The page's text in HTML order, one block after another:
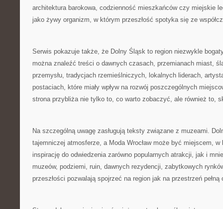
architektura barokowa, codzienność mieszkańców czy miejskie
jako żywy organizm, w którym przeszłość spotyka się ze
Serwis pokazuje także, że Dolny Śląsk to region niezwykle
można znaleźć treści o dawnych czasach, przemianach miast,
przemysłu, tradycjach rzemieślniczych, lokalnych liderach,
postaciach, które miały wpływ na rozwój poszczególnych
strona przybliża nie tylko to, co warto zobaczyć, ale również to,
Na szczególną uwagę zasługują teksty związane z muzeami.
tajemniczej atmosferze, a Moda Wrocław może być miejscem,
inspirację do odwiedzenia zarówno popularnych atrakcji, jak i
muzeów, podziemi, ruin, dawnych rezydencji, zabytkowych
przeszłości pozwalają spojrzeć na region jak na przestrzeń pełną